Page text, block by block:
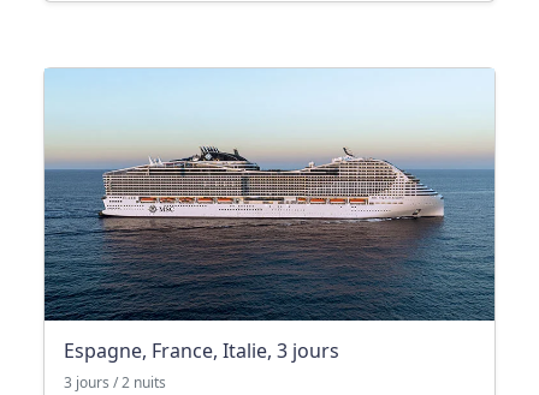
Espagne, France, Italie, 3 jours
3 jours / 2 nuits